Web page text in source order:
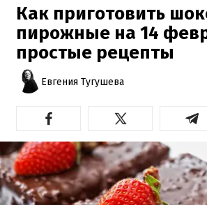
Как приготовить
пирожные на 14
простые рецепты
Евгения Тугушева